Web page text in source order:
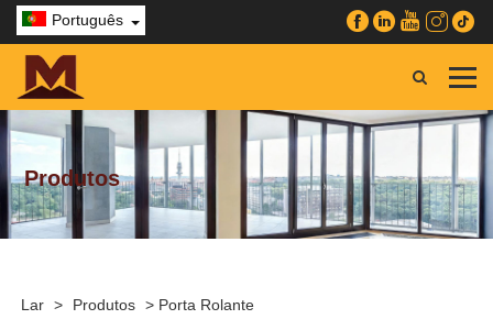
Português
Produtos
Lar > Produtos > Porta Rolante